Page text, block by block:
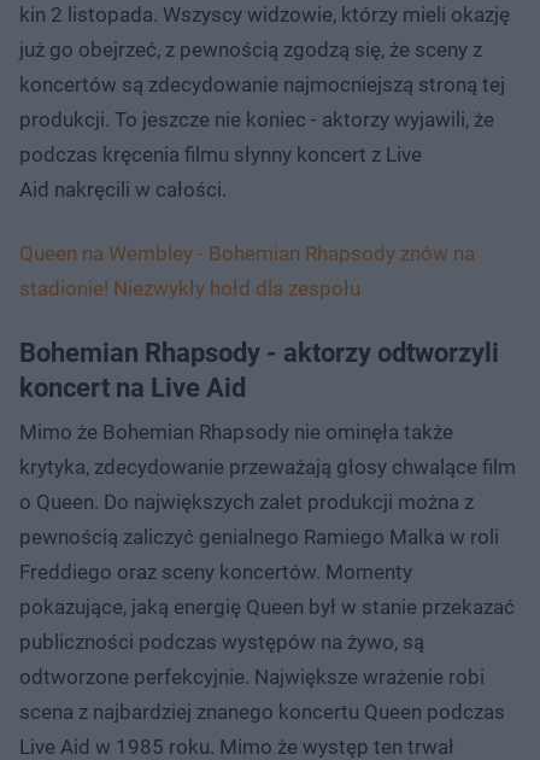
kin 2 listopada. Wszyscy widzowie, którzy mieli okazję
już go obejrzeć, z pewnością zgodzą się, że sceny z
koncertów są zdecydowanie najmocniejszą stroną tej
produkcji. To jeszcze nie koniec - aktorzy wyjawili, że
podczas kręcenia filmu słynny koncert z Live
Aid nakręcili w całości.
Queen na Wembley - Bohemian Rhapsody znów na
stadionie! Niezwykły hołd dla zespołu
Bohemian Rhapsody - aktorzy odtworzyli
koncert na Live Aid
Mimo że Bohemian Rhapsody nie ominęła także
krytyka, zdecydowanie przeważają głosy chwalące film
o Queen. Do największych zalet produkcji można z
pewnością zaliczyć genialnego Ramiego Malka w roli
Freddiego oraz sceny koncertów. Momenty
pokazujące, jaką energię Queen był w stanie przekazać
publiczności podczas występów na żywo, są
odtworzone perfekcyjnie. Największe wrażenie robi
scena z najbardziej znanego koncertu Queen podczas
Live Aid w 1985 roku. Mimo że występ ten trwał